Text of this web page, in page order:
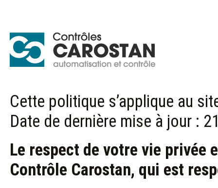
Cette politique s’applique au
Date de dernière mise à jour :
Le respect de votre vie privée
Contrôle Carostan, qui est